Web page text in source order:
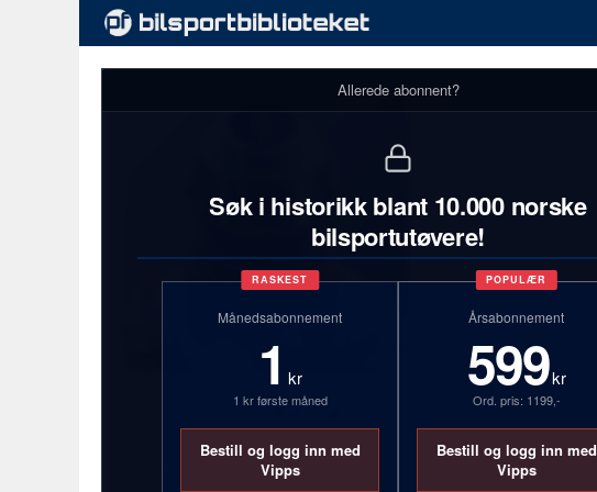
Trond Bergli
Se full profilstatistikk med
Allerede abonnent?
Søk i historikk blant 10.000 norske
bilsportutøvere!
RASKEST
Månedsabonnement
1 kr
1 kr første måned
Bestill og logg inn med
Vipps
POPULÆR
Årsabonnement
599kr
Ord. pris: 1199,-
Bestill og logg inn med
Vipps